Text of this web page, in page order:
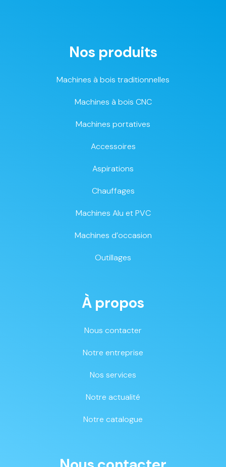
Nos produits
Machines à bois traditionnelles
Machines à bois CNC
Machines portatives
Accessoires
Aspirations
Chauffages
Machines Alu et PVC
Machines d’occasion
Outillages
À propos
Nous contacter
Notre entreprise
Nos services
Notre actualité
Notre catalogue